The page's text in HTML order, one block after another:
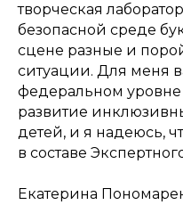
творческая
безопасной среде
сцене разные и
ситуации. Для меня
федеральном
развитие
детей, и я надеюсь,
в составе
Екатерина
Остались вопросы?
форму и мы с вами